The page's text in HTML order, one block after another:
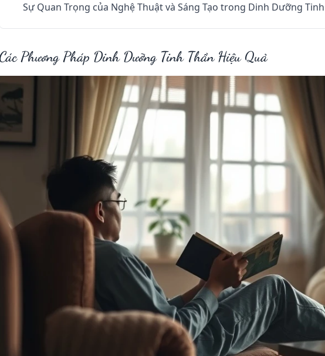
Sự Quan Trọng của Nghệ Thuật và Sáng Tạo trong Dinh Dưỡng
Phương Pháp Dinh Dưỡng Tinh Thần Hiệu Quả